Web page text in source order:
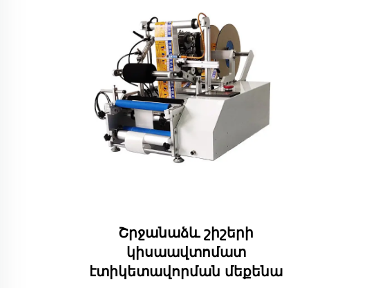
Շրջանաձև շիշերի
կիսաավտոմատ
էտիկետավորման մեքենա